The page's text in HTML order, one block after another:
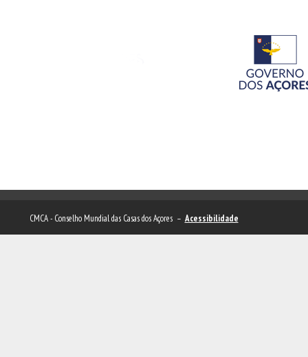
CMCA - Conselho Mundial das Casas dos Açores – Acessibilidade